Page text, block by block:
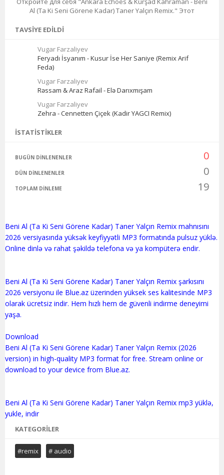
Al (Ta Ki Seni Görene Kadar) Taner Yalçın Remix." Этот
TAVSIYE EDILDI
Vugar Farzaliyev
Feryadı İsyanım - Kusur İse Her Saniye (Remix Arif
Feda)
Vugar Farzaliyev
Rəssam & Araz Rafail - Elə Darıxmışam
Vugar Farzaliyev
Zehra - Cennetten Çiçek (Kadir YAGCI Remix)
İSTATISTIKLER
BUGÜN DINLENENLER 0
DÜN DINLENENLER 0
TOPLAM DINLEME 19
Beni Al (Ta Ki Seni Görene Kadar) Taner Yalçın Remix mahnısını
2026 versiyasında yüksək keyfiyyətli MP3 formatında pulsuz yüklə.
Online dinlə və rahat şəkildə telefona və ya kompüterə endir.
Beni Al (Ta Ki Seni Görene Kadar) Taner Yalçın Remix şarkısını
2026 versiyonu ile Blue.az üzerinden yüksek ses kalitesinde MP3
olarak ücretsiz indir. Hem hızlı hem de güvenli indirme deneyimi
yaşa.
Download
Beni Al (Ta Ki Seni Görene Kadar) Taner Yalçın Remix (2026
version) in high-quality MP3 format for free. Stream online or
download to your device from Blue.az.
Beni Al (Ta Ki Seni Görene Kadar) Taner Yalçın Remix mp3 yüklə,
KATEGORILER
#remix # audio